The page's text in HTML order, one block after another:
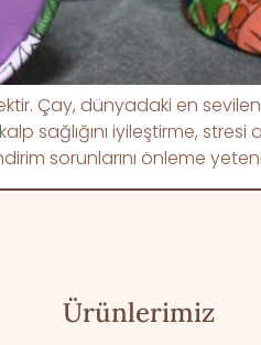
Çay, dünyadaki en
sağlığını iyileştirme,
sorunlarını önleme
Ürünlerimiz